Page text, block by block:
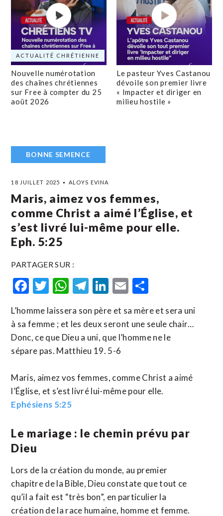
ACTUALITÉ CHRÉTIENNE
Nouvelle numérotation
des chaînes chrétiennes
sur Free à compter du 25
août 2026
Le pasteur Yves Castanou
dévoile son premier livre
« Impacter et diriger en
milieu hostile »
BONNE SEMENCE
18 JUILLET 2025 ALOYS EVINA
Maris, aimez vos femmes,
comme Christ a aimé l’Église, et
s’est livré lui-même pour elle.
Eph. 5:25
PARTAGER SUR :
Facebook
Twitter
WhatsApp
Telegram
LinkedIn
Email
L’homme laissera son père et sa mère et sera uni
à sa femme ; et les deux seront une seule chair…
Donc, ce que Dieu a uni, que l’homme ne le
sépare pas. Matthieu 19. 5-6
Maris, aimez vos femmes, comme Christ a aimé
l’Église, et s’est livré lui-même pour elle.
Ephésiens 5:25
Le mariage : le chemin prévu par
Dieu
Lors de la création du monde, au premier
chapitre de la Bible, Dieu constate que tout ce
qu’il a fait est “très bon”, en particulier la
création de la race humaine, homme et femme.